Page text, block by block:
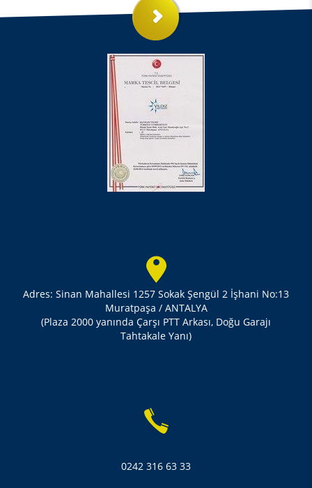
Adres: Sinan Mahallesi 1257 Sokak Şengül 2 İşhani No:13
Muratpaşa / ANTALYA
(Plaza 2000 yanında Çarşı PTT Arkası, Doğu Garajı
Tahtakale Yanı)
0242 316 63 33